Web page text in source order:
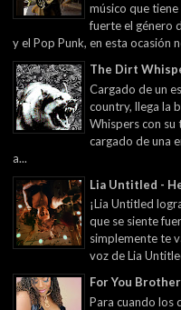
músico que
fuerte el género
y el Pop Punk, en esta ocasión
The Dirt
Cargado de un
country, llega la
Whispers con su
cargado de una
a...
Lia Untitled -
¡Lia Untitled
que se siente
simplemente te
voz de Lia
For You
Para cuando los